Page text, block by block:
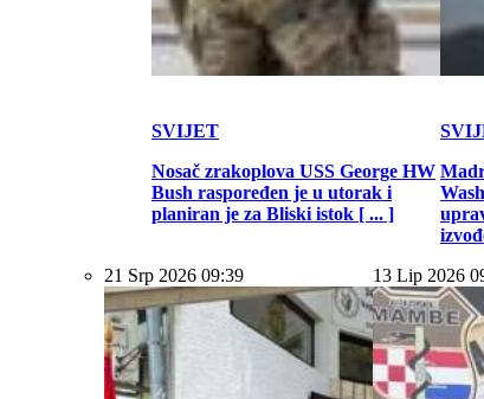
SVIJET
Nosač zrakoplova USS George HW
Bush raspoređen je u utorak i
planiran je za Bliski istok [ ... ]
21 Srp 2026 09:39
13 Lip 2026